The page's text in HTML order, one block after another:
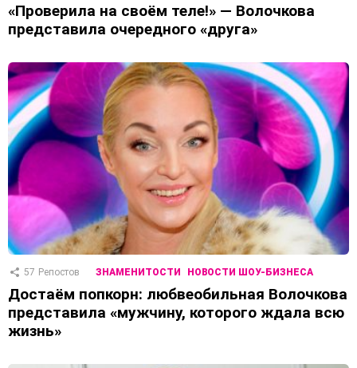
«Проверила на своём теле!» — Волочкова
представила очередного «друга»
57 Репостов ЗНАМЕНИТОСТИ НОВОСТИ ШОУ-БИЗНЕСА
Достаём попкорн: любвеобильная Волочкова
представила «мужчину, которого ждала всю
жизнь»